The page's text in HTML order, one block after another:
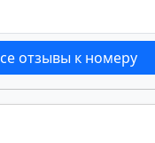
отзывы к номеру